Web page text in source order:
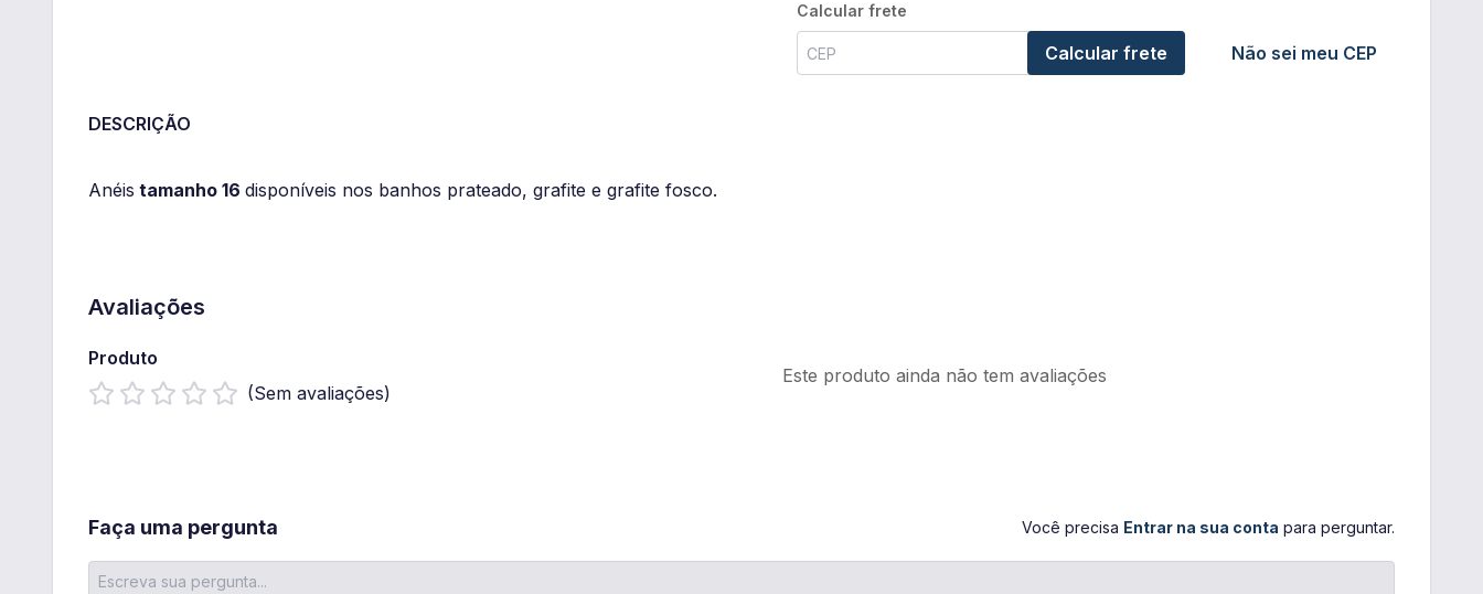
Calcular frete
Calcular frete Não sei meu CEP
DESCRIÇÃO
Anéis tamanho 16 disponíveis nos banhos prateado, grafite e grafite fosco.
Avaliações
Produto
(Sem avaliações)
Este produto ainda não tem avaliações
Faça uma pergunta Você precisa Entrar na sua conta para perguntar.